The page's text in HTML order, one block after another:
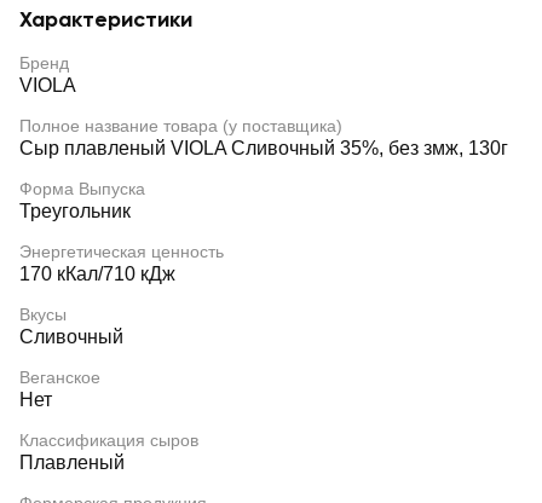
Характеристики
Бренд
VIOLA
Полное название товара (у поставщика)
Сыр плавленый VIOLA Сливочный 35%, без змж, 130г
Форма Выпуска
Треугольник
Энергетическая ценность
170 кКал/710 кДж
Вкусы
Сливочный
Веганское
Нет
Классификация сыров
Плавленый